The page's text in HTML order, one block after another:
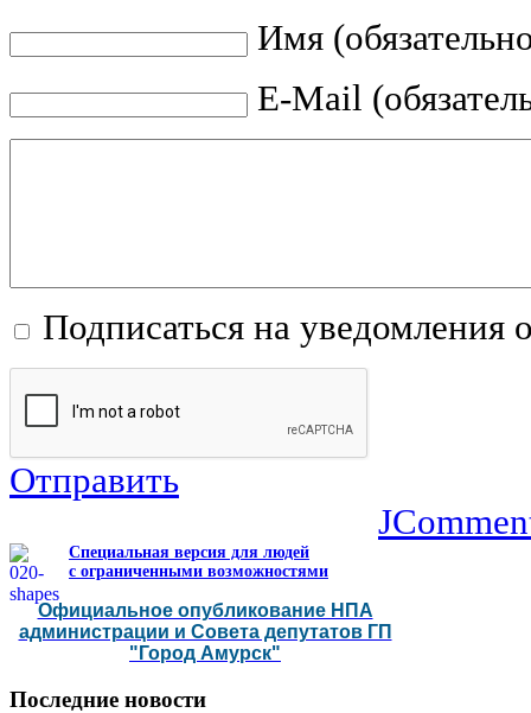
Имя
E-Mail
Подписаться на уведомления
Отправить
Специальная версия для людей
с ограниченными возможностями
Официальное опубликование НПА
администрации и Совета депутатов ГП
"Город Амурск"
Последние новости